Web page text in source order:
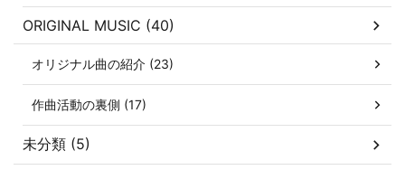
ORIGINAL MUSIC (40)
オリジナル曲の紹介 (23)
作曲活動の裏側 (17)
未分類 (5)